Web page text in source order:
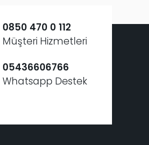
0850 470 0 112
Müşteri Hizmetleri
05436606766
Whatsapp Destek